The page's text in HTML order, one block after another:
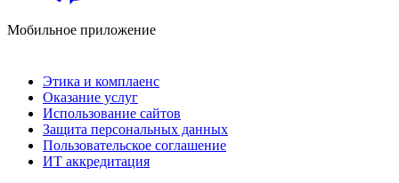
Мобильное приложение
Этика и комплаенс
Оказание услуг
Использование сайтов
Защита персональных данных
Пользовательское соглашение
ИТ аккредитация